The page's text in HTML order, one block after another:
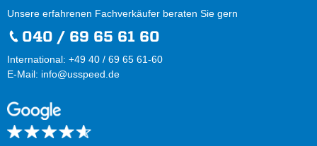
Unsere erfahrenen Fachverkäufer beraten Sie gern
040 / 69 65 61 60
International: +49 40 / 69 65 61-60
E-Mail: info@usspeed.de